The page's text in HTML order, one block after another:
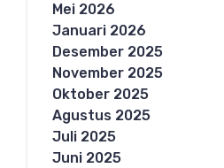
Mei 2026
Januari 2026
Desember 2025
November 2025
Oktober 2025
Agustus 2025
Juli 2025
Juni 2025